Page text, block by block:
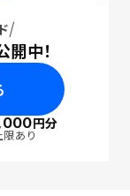
中！
円分
あり